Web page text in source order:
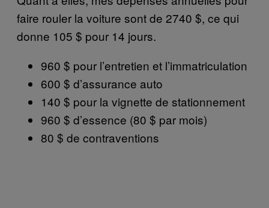
faire rouler la voiture sont de 2740 $, ce qui
donne 105 $ pour 14 jours.
960 $ pour l’entretien et l’immatriculation
600 $ d’assurance auto
140 $ pour la vignette de stationnement
960 $ d’essence (80 $ par mois)
80 $ de contraventions